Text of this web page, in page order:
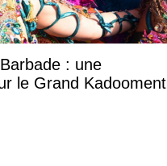
: une
le Grand Kadooment